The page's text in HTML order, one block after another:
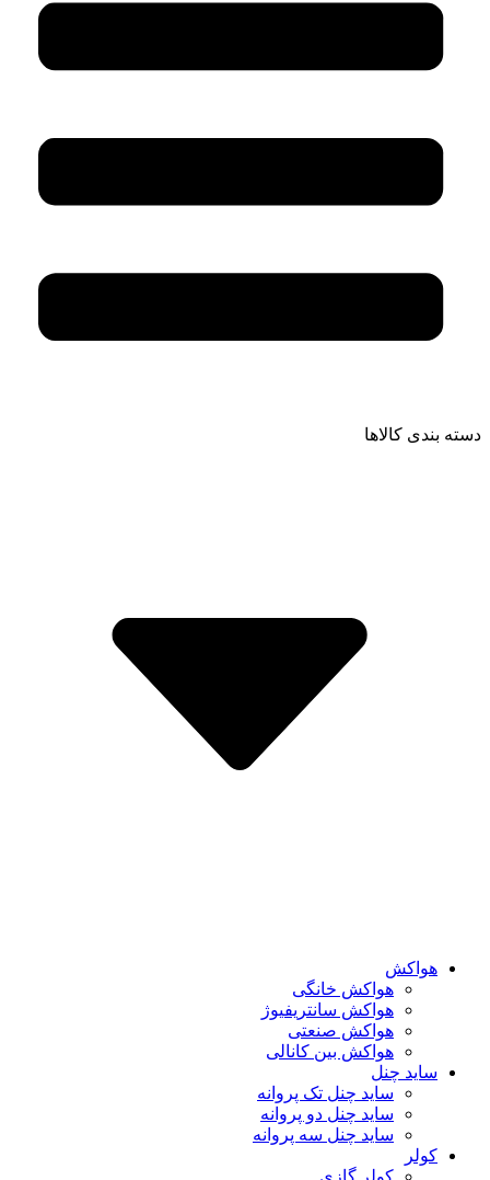
دسته بندی کالاها
هواکش
هواکش خانگی
هواکش سانتریفیوژ
هواکش صنعتی
هواکش بین کانالی
ساید چنل
ساید چنل تک پروانه
ساید چنل دو پروانه
ساید چنل سه پروانه
کولر